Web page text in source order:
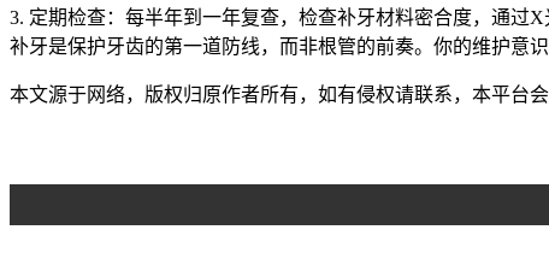
3. 定期检查：每半年到一年复查，检查补牙材料密合度，通过X
补牙是保护牙齿的第一道防线，而非根管的前奏。你的维护意
本文源于网络，版权归原作者所有，如有侵权请联系，本平台会